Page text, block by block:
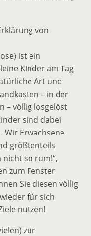
von
ist ein
Kinder am Tag
Art und
– in der
– völlig losgelöst
sind dabei
Wir Erwachsene
größtenteils
nicht so rum!“,
zum Fenster
Sie diesen völlig
für sich
nutzen!
zur